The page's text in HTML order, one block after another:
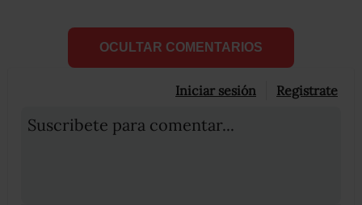
OCULTAR COMENTARIOS
Iniciar sesión Registrate
Suscribete para comentar...